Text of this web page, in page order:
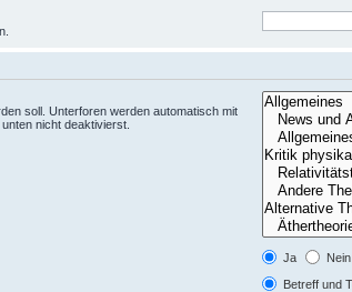
soll. Unterforen werden automatisch mit
nicht deaktivierst.
Ja
Nein
Betreff und